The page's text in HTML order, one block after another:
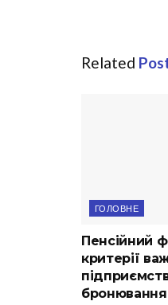
Related
ГОЛОВНЕ
Пенсійний
критерії
бронювання